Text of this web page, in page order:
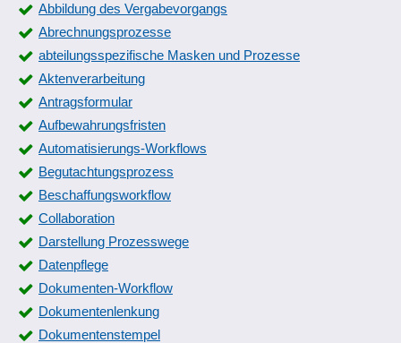
Abbildung des Vergabevorgangs
Abrechnungsprozesse
abteilungsspezifische Masken und Prozesse
Aktenverarbeitung
Antragsformular
Aufbewahrungsfristen
Automatisierungs-Workflows
Begutachtungsprozess
Beschaffungsworkflow
Collaboration
Darstellung Prozesswege
Datenpflege
Dokumenten-Workflow
Dokumentenlenkung
Dokumentenstempel